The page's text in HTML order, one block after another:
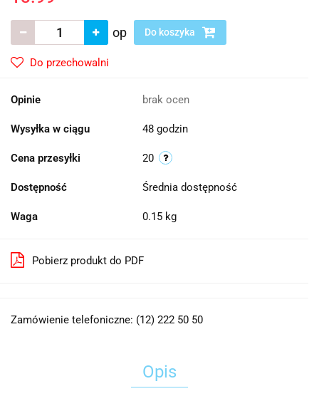
op Do koszyka
Do przechowalni
Opinie brak ocen
Wysyłka w ciągu 48 godzin
Cena przesyłki 20
Dostępność Średnia dostępność
Waga 0.15 kg
Pobierz produkt do PDF
Zamówienie telefoniczne: (12) 222 50 50
Opis